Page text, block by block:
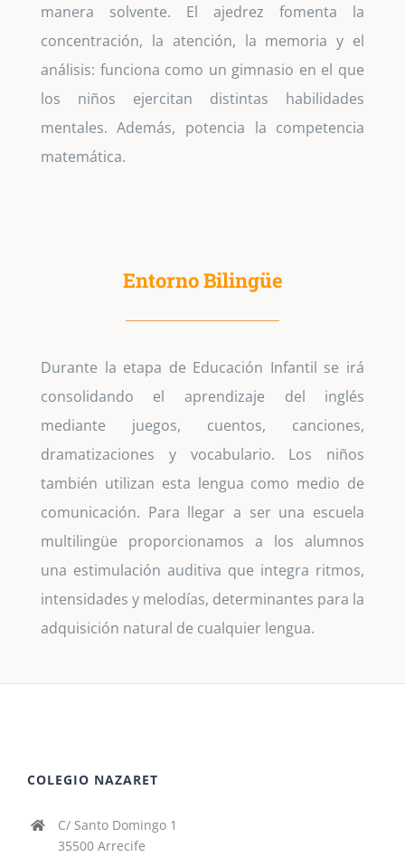
manera solvente. El ajedrez fomenta la
concentración, la atención, la memoria y el
análisis: funciona como un gimnasio en el que
los niños ejercitan distintas habilidades
mentales. Además, potencia la competencia
matemática.
Entorno Bilingüe
Durante la etapa de Educación Infantil se irá
consolidando el aprendizaje del inglés
mediante juegos, cuentos, canciones,
dramatizaciones y vocabulario. Los niños
también utilizan esta lengua como medio de
comunicación. Para llegar a ser una escuela
multilingüe proporcionamos a los alumnos
una estimulación auditiva que integra ritmos,
intensidades y melodías, determinantes para la
adquisición natural de cualquier lengua.
COLEGIO NAZARET
C/ Santo Domingo 1
35500 Arrecife